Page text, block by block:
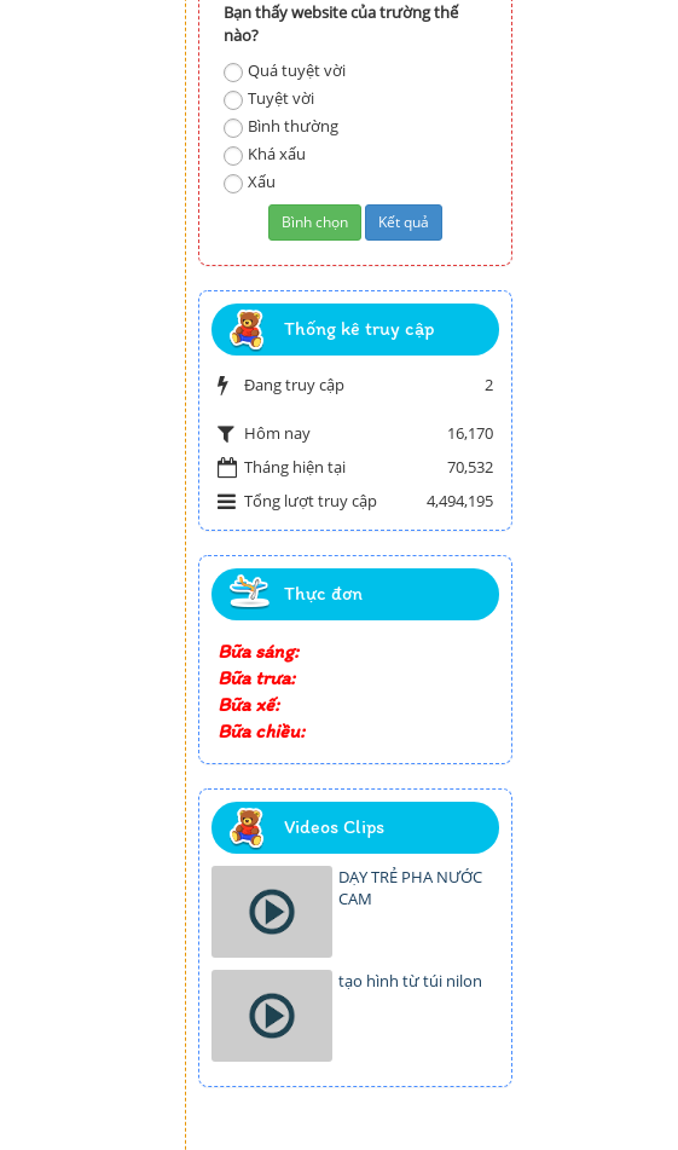
Bạn thấy website của trường thế
nào?
Quá tuyệt vời
Tuyệt vời
Bình thường
Khá xấu
Xấu
Thống kê truy cập
Đang truy cập 2
Hôm nay
16,170
Tháng hiện tại
70,532
Tổng lượt truy cập
4,494,195
Thực đơn
Bữa sáng:
Bữa trưa:
Bữa xế:
Bữa chiều:
Videos Clips
DẠY TRẺ PHA NƯỚC
CAM
tạo hình từ túi nilon